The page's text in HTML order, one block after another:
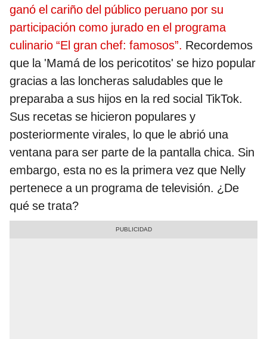
ganó el cariño del público peruano por su
participación como jurado en el programa
culinario “El gran chef: famosos”. Recordemos
que la 'Mamá de los pericotitos' se hizo popular
gracias a las loncheras saludables que le
preparaba a sus hijos en la red social TikTok.
Sus recetas se hicieron populares y
posteriormente virales, lo que le abrió una
ventana para ser parte de la pantalla chica. Sin
embargo, esta no es la primera vez que Nelly
pertenece a un programa de televisión. ¿De
qué se trata?